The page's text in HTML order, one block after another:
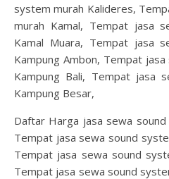
system murah Kalideres,
murah Kamal, Tempat jasa
Kamal Muara, Tempat jasa
Kampung Ambon, Tempat
Kampung Bali, Tempat jasa
Kampung Besar,
Daftar Harga jasa sewa
Tempat jasa sewa sound
Tempat jasa sewa sound
Tempat jasa sewa sound